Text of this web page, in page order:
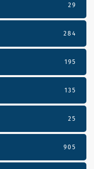
29
284
195
135
25
905